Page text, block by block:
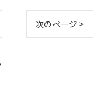
次のページ >